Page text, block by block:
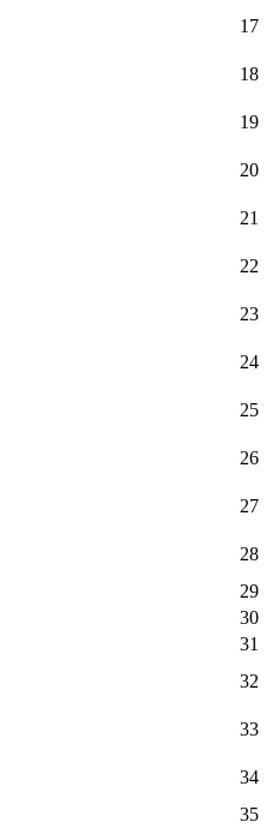
17
18
19
20
21
22
23
24
25
26
27
28
29
30
31
32
33
34
35